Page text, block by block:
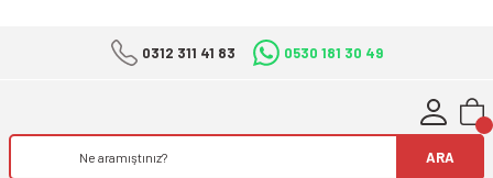
0312 311 41 83 0530 181 30 49
ARA